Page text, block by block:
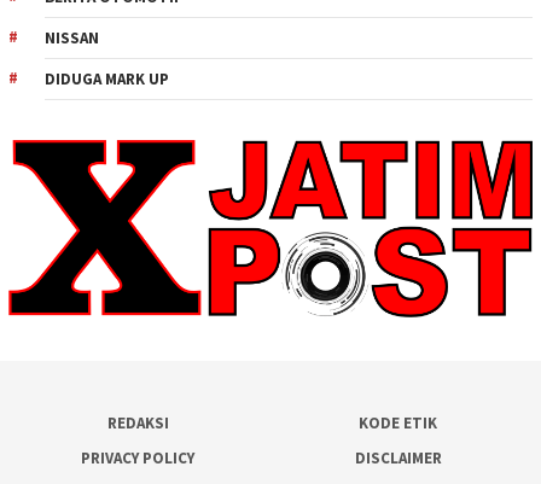
NISSAN
DIDUGA MARK UP
REDAKSI
KODE ETIK
PRIVACY POLICY
DISCLAIMER